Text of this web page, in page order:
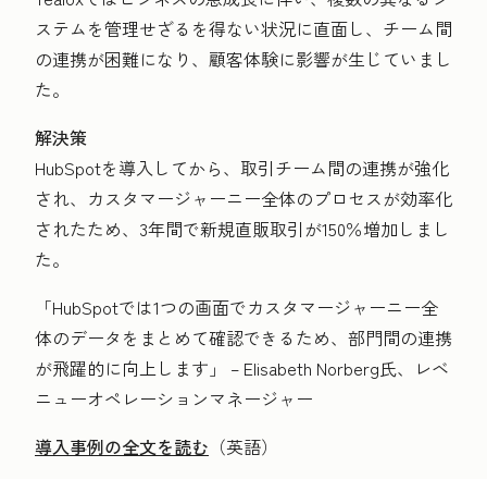
ステムを管理せざるを得ない状況に直面し、チーム間
の連携が困難になり、顧客体験に影響が生じていまし
た。
解決策
HubSpotを導入してから、取引チーム間の連携が強化
され、カスタマージャーニー全体のプロセスが効率化
されたため、3年間で新規直販取引が150％増加しまし
た。
「HubSpotでは1つの画面でカスタマージャーニー全
体のデータをまとめて確認できるため、部門間の連携
が飛躍的に向上します」 – Elisabeth Norberg氏、レベ
ニューオペレーションマネージャー
導入事例の全文を読む （英語）